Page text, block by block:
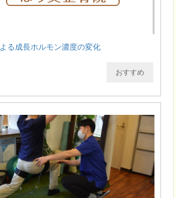
る成長ホルモン濃度の変化
おすすめ